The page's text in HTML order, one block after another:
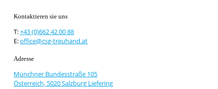
Kontaktieren sie uns
T:+43 (0)662 42 00 88
E:office@csg-treuhand.at
Adresse
Münchner Bundesstraße 105
Österreich, 5020 Salzburg Liefering